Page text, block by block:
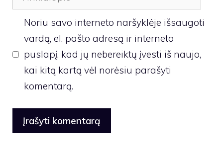
Noriu savo interneto naršyklėje išsaugoti
vardą, el. pašto adresą ir interneto
puslapį, kad jų nebereiktų įvesti iš naujo,
kai kitą kartą vėl norėsiu parašyti
komentarą.